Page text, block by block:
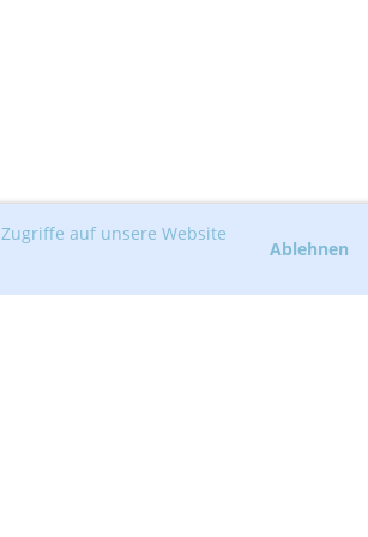
auf unsere Website
Ablehnen